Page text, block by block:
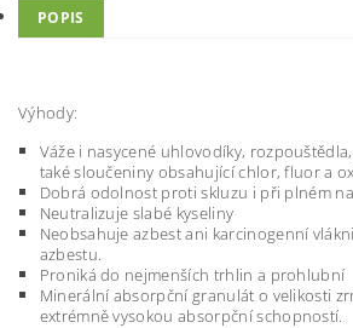
POPIS
Výhody:
Váže i nasycené uhlovodíky,
také sloučeniny obsahující chlor, fluor a
Dobrá odolnost proti skluzu i při plném
Neutralizuje slabé kyseliny
Neobsahuje azbest ani karcinogenní
azbestu.
Proniká do nejmenších trhlin a prohlubní
Minerální absorpční granulát o velikosti
extrémně vysokou absorpční schopností.